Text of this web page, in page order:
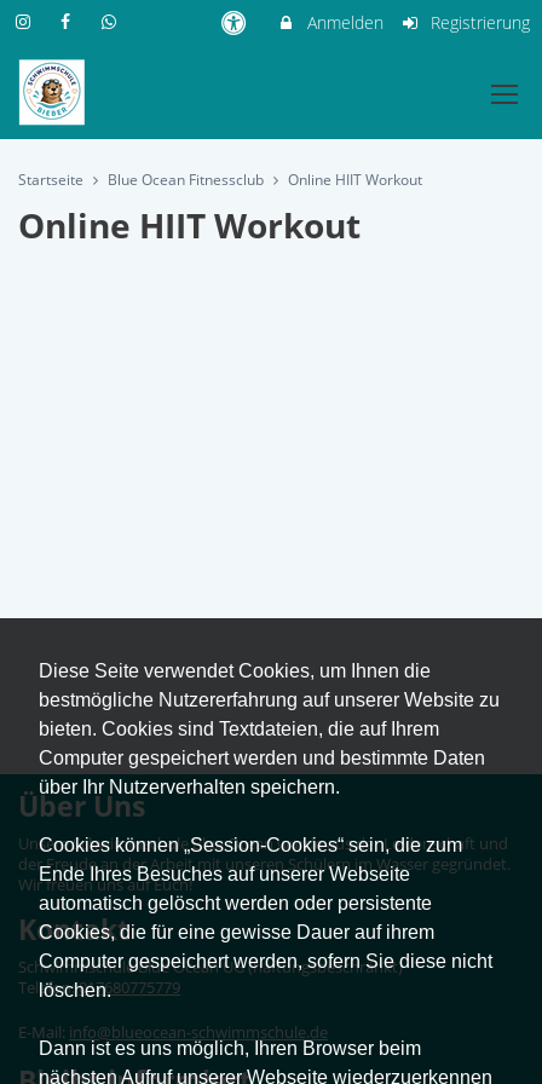
Diese Seite verwendet Cookies, um Ihnen die
bestmögliche Nutzererfahrung auf unserer Website zu
bieten. Cookies sind Textdateien, die auf Ihrem
Computer gespeichert werden und bestimmte Daten
über Ihr Nutzerverhalten speichern.
Cookies können „Session-Cookies“ sein, die zum
Ende Ihres Besuches auf unserer Webseite
automatisch gelöscht werden oder persistente
Cookies, die für eine gewisse Dauer auf ihrem
Computer gespeichert werden, sofern Sie diese nicht
löschen.
Dann ist es uns möglich, Ihren Browser beim
nächsten Aufruf unserer Webseite wiederzuerkennen
Anmelden Registrierung
Startseite Blue Ocean Fitnessclub Online HIIT Workout
Online HIIT Workout
Über Uns
Unsere Schwimmschule Blue Ocean wurde aus der Leidenschaft und
der Freude an der Arbeit mit unseren Schülern im Wasser gegründet.
Wir freuen uns auf Euch!
Kontakt
Schwimmschule Blue Ocean UG (haftungsbeschränkt)
Telefon:017680775779
E-Mail: info@blueocean-schwimmschule.de